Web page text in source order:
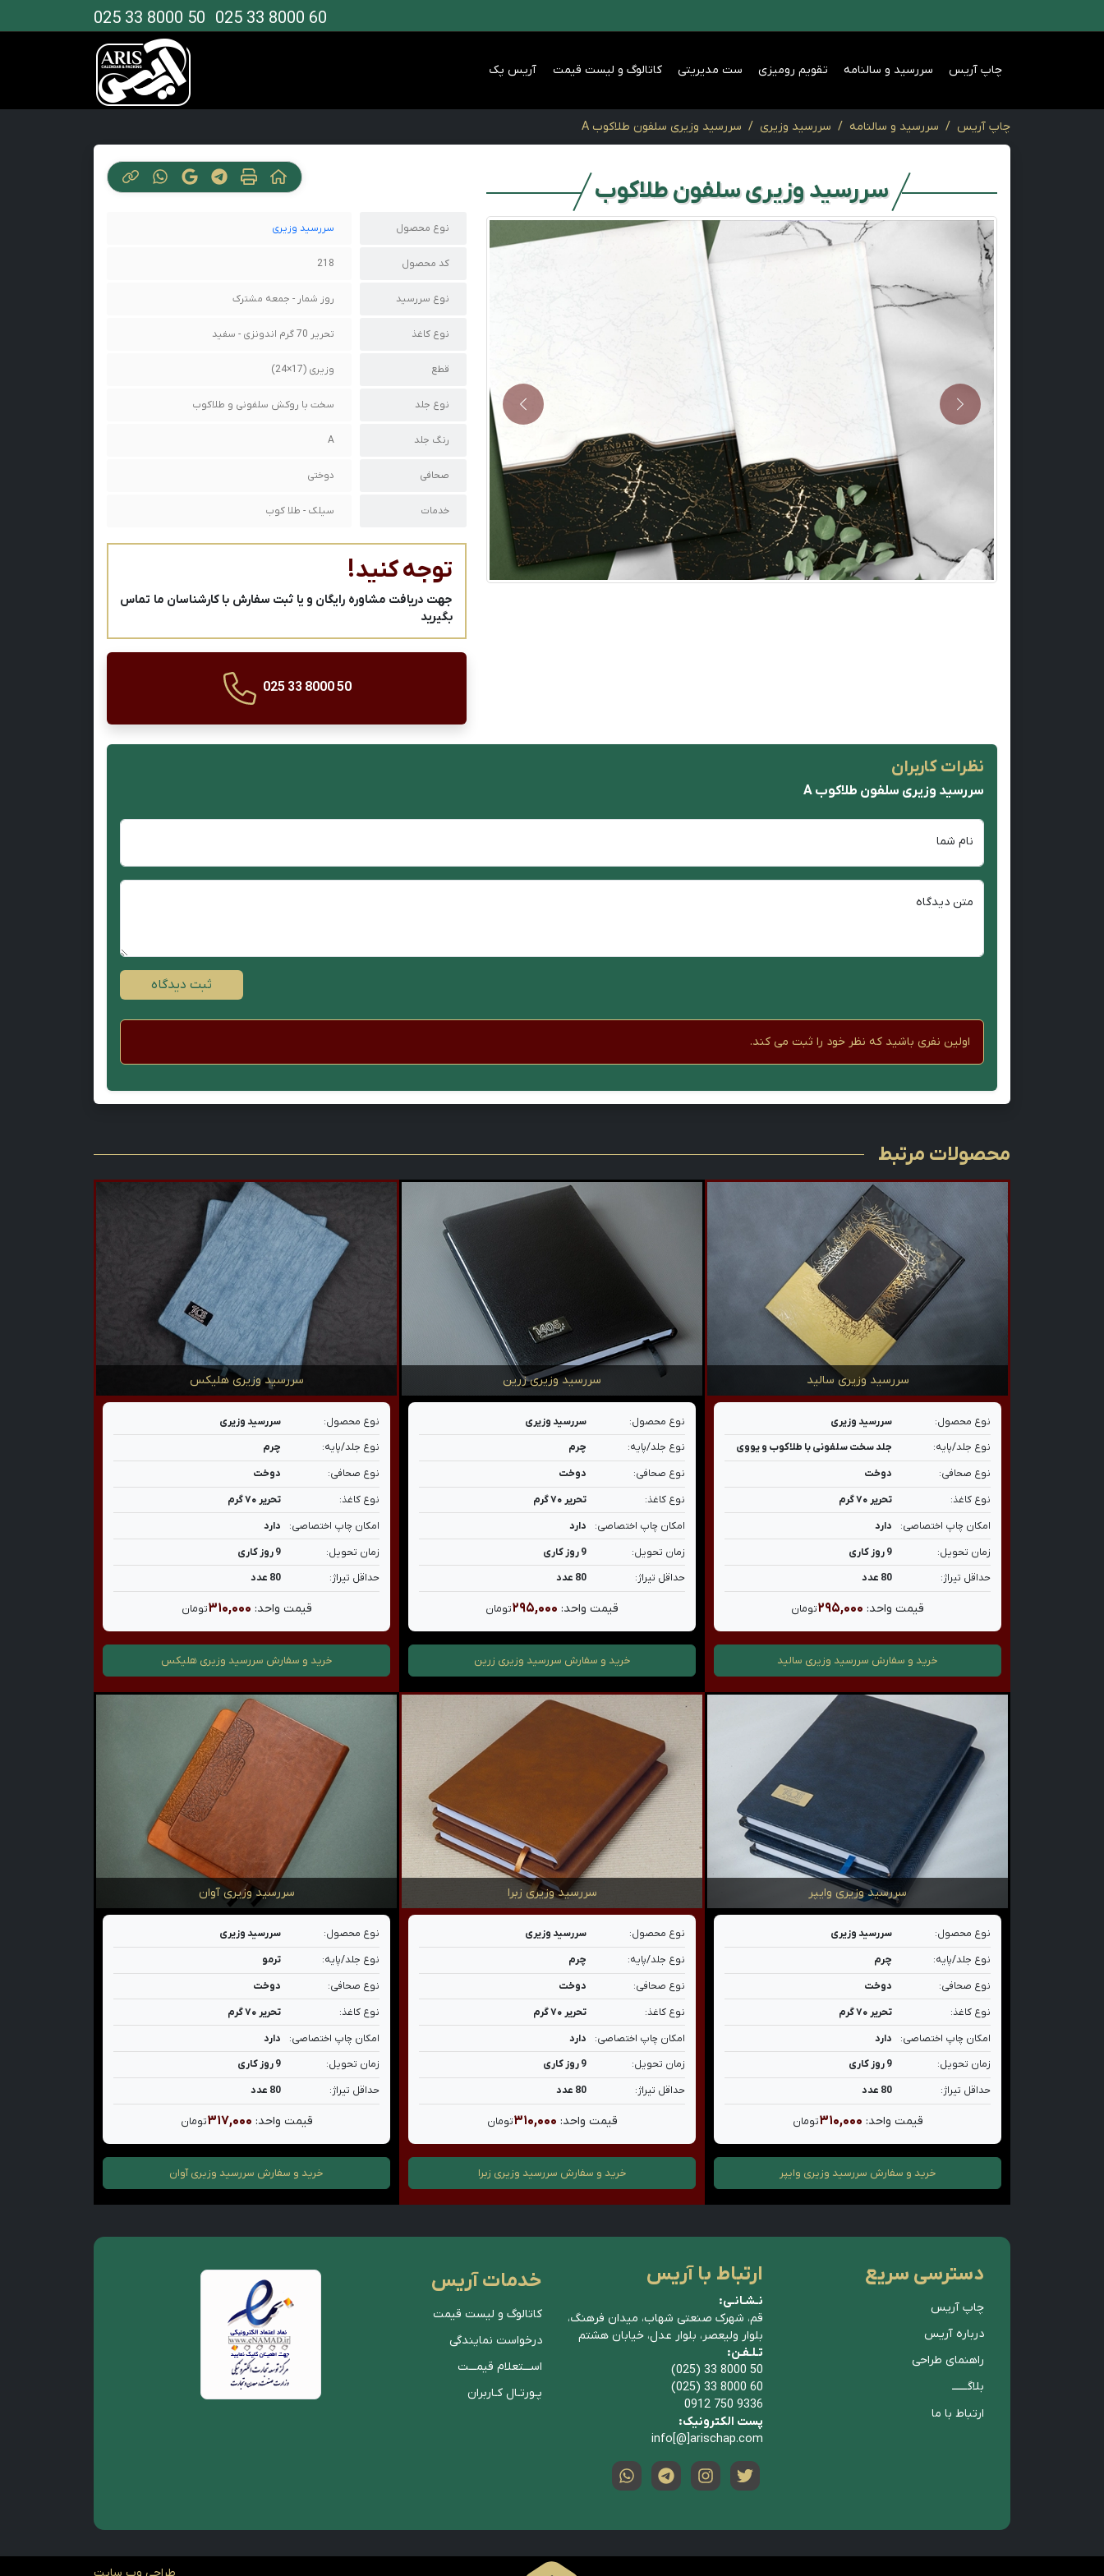
025 33 8000 60
025 33 8000 50
چاپ آریس سررسید و سالنامه تقویم رومیزی ست مدیریتی کاتالوگ و لیست قیمت آریس پک
چاپ آریس سررسید و سالنامه سررسید وزیری سررسید وزیری سلفون طلاکوب A
سررسید وزیری سلفون طلاکوب
Previous
Next
نوع محصول سررسید وزیری
کد محصول 218
نوع سررسید روز شمار - جمعه مشترک
نوع کاغذ تحریر 70 گرم اندونزی - سفید
قطع وزیری (17×24)
نوع جلد سخت با روکش سلفونی و طلاکوب
رنگ جلد A
صحافی دوختی
خدمات سیلک - طلا کوب
توجه کنید!
جهت دریافت مشاوره رایگان و یا ثبت سفارش با کارشناسان ما تماس
بگیرید
025 33 8000 50
نظرات کاربران
سررسید وزیری سلفون طلاکوب A
نام شما
متن دیدگاه
ثبت دیدگاه
اولین نفری باشید که نظر خود را ثبت می کند.
محصولات مرتبط
سررسید وزیری سالید
نوع محصول:
سررسید وزیری
نوع جلد/پایه:
جلد سخت سلفونی با طلاکوب و یووی
نوع صحافی:
دوخت
نوع کاغذ:
تحریر ۷۰ گرم
امکان چاپ اختصاصی:
دارد
زمان تحویل:
9 روز کاری
حداقل تیراژ:
80 عدد
قیمت واحد: ۲۹۵,۰۰۰تومان
خرید و سفارش سررسید وزیری سالید
سررسید وزیری زرین
نوع محصول:
سررسید وزیری
نوع جلد/پایه:
چرم
نوع صحافی:
دوخت
نوع کاغذ:
تحریر ۷۰ گرم
امکان چاپ اختصاصی:
دارد
زمان تحویل:
9 روز کاری
حداقل تیراژ:
80 عدد
قیمت واحد: ۲۹۵,۰۰۰تومان
خرید و سفارش سررسید وزیری زرین
سررسید وزیری هلیکس
نوع محصول:
سررسید وزیری
نوع جلد/پایه:
چرم
نوع صحافی:
دوخت
نوع کاغذ:
تحریر ۷۰ گرم
امکان چاپ اختصاصی:
دارد
زمان تحویل:
9 روز کاری
حداقل تیراژ:
80 عدد
قیمت واحد: ۳۱۰,۰۰۰تومان
خرید و سفارش سررسید وزیری هلیکس
سررسید وزیری وایپر
نوع محصول:
سررسید وزیری
نوع جلد/پایه:
چرم
نوع صحافی:
دوخت
نوع کاغذ:
تحریر ۷۰ گرم
امکان چاپ اختصاصی:
دارد
زمان تحویل:
9 روز کاری
حداقل تیراژ:
80 عدد
قیمت واحد: ۳۱۰,۰۰۰تومان
خرید و سفارش سررسید وزیری وایپر
سررسید وزیری زبرا
نوع محصول:
سررسید وزیری
نوع جلد/پایه:
چرم
نوع صحافی:
دوخت
نوع کاغذ:
تحریر ۷۰ گرم
امکان چاپ اختصاصی:
دارد
زمان تحویل:
9 روز کاری
حداقل تیراژ:
80 عدد
قیمت واحد: ۳۱۰,۰۰۰تومان
خرید و سفارش سررسید وزیری زبرا
سررسید وزیری آوان
نوع محصول:
سررسید وزیری
نوع جلد/پایه:
ترمو
نوع صحافی:
دوخت
نوع کاغذ:
تحریر ۷۰ گرم
امکان چاپ اختصاصی:
دارد
زمان تحویل:
9 روز کاری
حداقل تیراژ:
80 عدد
قیمت واحد: ۳۱۷,۰۰۰تومان
خرید و سفارش سررسید وزیری آوان
دسترسی سریع
چاپ آریس
درباره آریس
راهنمای طراحی
بلاگــــــ
ارتباط با ما
ارتباط با آریس
نـشـانـی:
قم، شهرک صنعتی شهاب، میدان فرهنگ،
بلوار ولیعصر، بلوار عدل، خیابان هشتم
تـلـفـن:
(025) 33 8000 50
(025) 33 8000 60
0912 750 9336
پست الکترونیک:
info[@]arischap.com
خدمات آریس
کاتالوگ و لیست قیمت
درخواست نمایندگی
اســـتعلام قیمـــت
پـورتـال کـاربران